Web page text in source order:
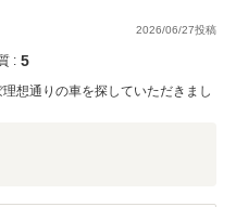
2026/06/27投稿
: 5
想通りの車を探していただきまし